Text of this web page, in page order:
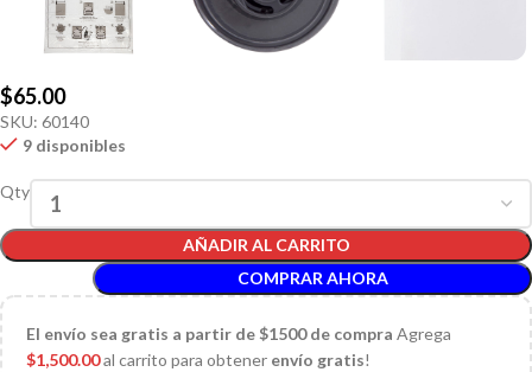
$65.00
SKU: 60140
9 disponibles
Qty
AÑADIR AL CARRITO
COMPRAR AHORA
El envío sea gratis a partir de $1500 de compra Agrega
$1,500.00al carrito para obtener envío gratis!